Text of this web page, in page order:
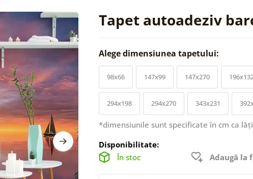
Tapet autoadeziv
Alege dimensiunea tapetului:
98x66 147x99 147x270
294x198 294x270 343x231
*dimensiunile sunt specificate în cm ca
Disponibilitate:
În stoc
Adaugă la